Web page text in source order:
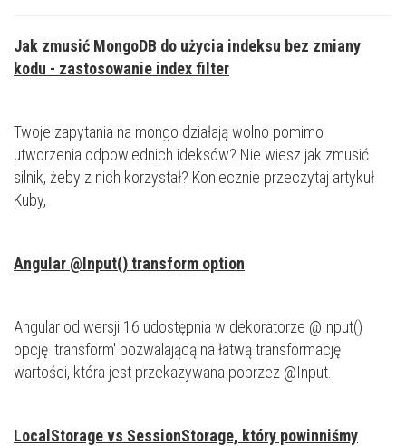
Jak zmusić MongoDB do użycia indeksu bez zmiany
kodu - zastosowanie index filter
Twoje zapytania na mongo działają wolno pomimo
utworzenia odpowiednich ideksów? Nie wiesz jak zmusić
silnik, żeby z nich korzystał? Koniecznie przeczytaj artykuł
Kuby,
Angular @Input() transform option
Angular od wersji 16 udostępnia w dekoratorze @Input()
opcję 'transform' pozwalającą na łatwą transformację
wartości, która jest przekazywana poprzez @Input.
LocalStorage vs SessionStorage, który powinniśmy